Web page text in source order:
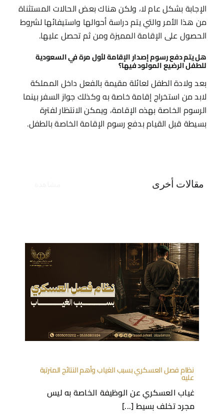
الإجابة بشكل عام لا، ولكن هناك بعض الحالات المستثناة
من هذا الأمر والتي يتم دراسة أحوالها واستيفائها لشروط
الحصول على الإقامة المميزة ومن ثم تحصل عليها.
هل يتم دفع رسوم إصدار الإقامة لأول مرة في السعودية
للطفل الرضيع المولود فيها؟
بعد ولادة الطفل لعائلة مقيمة بالفعل داخل المملكة
لابد من استخراج إقامة خاصة به وكذلك جواز السفر بينما
الرسوم الخاصة بهذه الإقامة، ويمكن الانتظار لفترة
بسيطة قبل القيام بدفع رسوم الإقامة الخاصة بالطفل.
مقالات أخرى
نظام فصل العسكري بسبب الغياب وأهم النتائج المترتبة
عليه
غياب العسكري عن الوظيفة الخاصة به ليس
مجرد تخلف بسيط [...]